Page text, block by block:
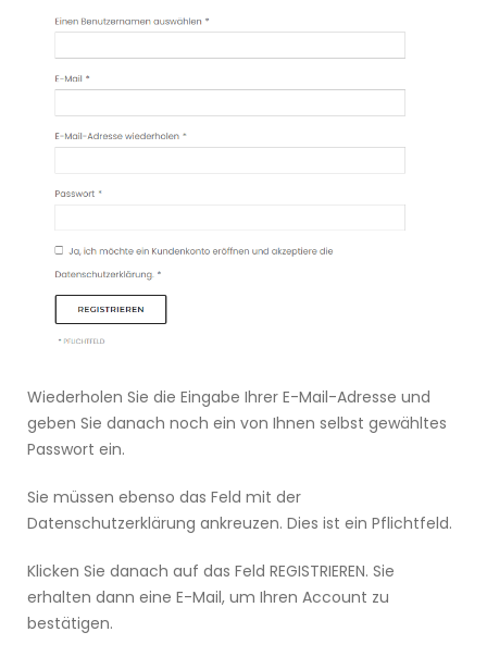
Wiederholen Sie die Eingabe Ihrer E-Mail-Adresse und
geben Sie danach noch ein von Ihnen selbst gewähltes
Passwort ein.
Sie müssen ebenso das Feld mit der
Datenschutzerklärung ankreuzen. Dies ist ein Pflichtfeld.
Klicken Sie danach auf das Feld REGISTRIEREN. Sie
erhalten dann eine E-Mail, um Ihren Account zu
bestätigen.